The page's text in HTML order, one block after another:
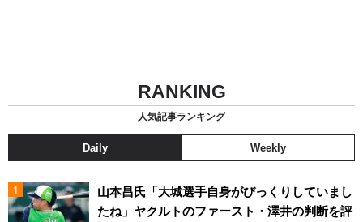
RANKING
人気記事ランキング
Daily Weekly
山本昌氏「大城選手自身がびっくりしていまし
たね」ヤクルトのファースト・澤井の判断を評